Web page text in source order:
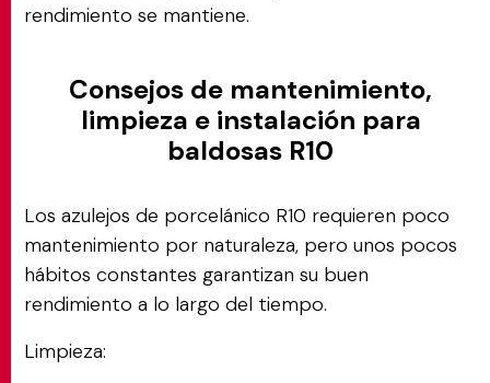
rendimiento se mantiene.
Consejos de mantenimiento,
limpieza e instalación para
baldosas R10
Los azulejos de porcelánico R10 requieren poco
mantenimiento por naturaleza, pero unos pocos
hábitos constantes garantizan su buen
rendimiento a lo largo del tiempo.
Limpieza: